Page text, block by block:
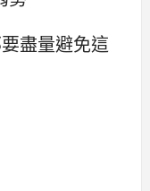
盡量避免這